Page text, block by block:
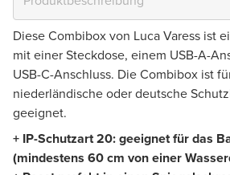
Diese Combibox von Luca Varess ist
mit einer Steckdose, einem USB-A-
USB-C-Anschluss. Die Combibox ist
niederländische oder deutsche
geeignet.
+ IP-Schutzart 20: geeignet für das
(mindestens 60 cm von einer